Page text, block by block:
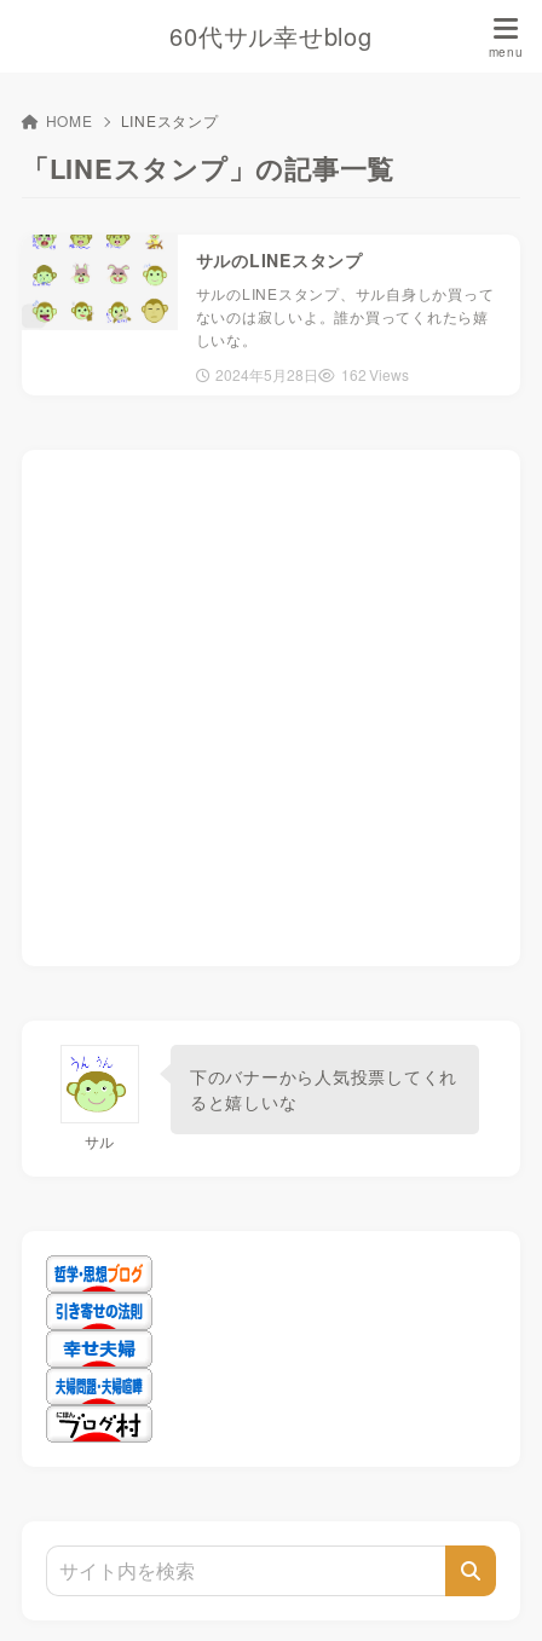
60代サル幸せblog
HOME LINEスタンプ
「LINEスタンプ」の記事一覧
サルのLINEスタンプ
サルのLINEスタンプ、サル自身しか買って
ないのは寂しいよ。誰か買ってくれたら嬉
しいな。
2024年5月28日
162 Views
サル
下のバナーから人気投票してくれ
ると嬉しいな